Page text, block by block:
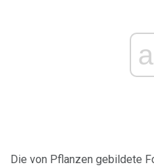
Die von Pflanzen gebildete